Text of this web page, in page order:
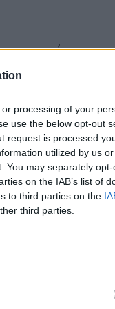
processing of your
use the below opt-out
request is processed
utilized by us
You may separately
on the IAB’s list of
to third parties on the
third parties.
να
δεν είναι
για το
μας, ο
λοιπόν,
σύντομη